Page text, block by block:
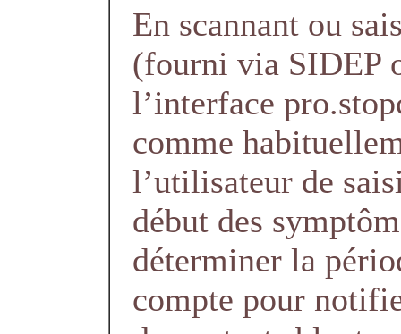
En scannant ou
(fourni via SIDEP
l’interface
comme
l’utilisateur de
début des
déterminer la
compte pour